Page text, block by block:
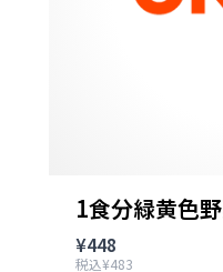
1食分緑黄色
¥448
税込¥483